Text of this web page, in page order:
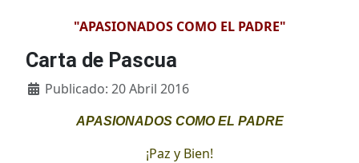
"APASIONADOS COMO EL PADRE"
Carta de Pascua
Detalles
Publicado: 20 Abril 2016
APASIONADOS COMO EL PADRE
¡Paz y Bien!